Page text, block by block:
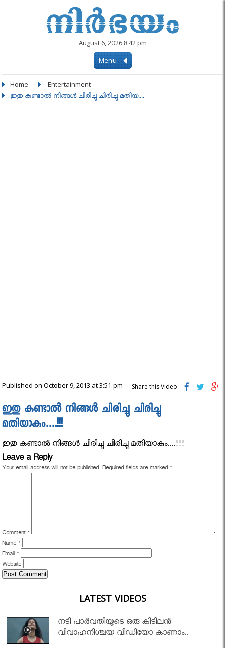
August 6, 2026 8:42 pm
Menu
Home Entertainment
ഇതു കണ്ടാൽ നിങ്ങൾ ചിരിച്ചു ചിരിച്ചു മതിയ....
Published on October 9, 2013 at 3:51 pm Share this Video
ഇതു കണ്ടാൽ നിങ്ങൾ ചിരിച്ചു ചിരിച്ചു
മതിയാകും….!!!
ഇതു കണ്ടാൽ നിങ്ങൾ ചിരിച്ചു ചിരിച്ചു മതിയാകും....!!!
Leave a Reply
Your email address will not be published. Required fields are marked *
Comment *
Name *
Email *
Website
LATEST VIDEOS
നടി പാർവതിയുടെ ഒരു കിടിലൻ
വിവാഹനിശ്ചയ വീഡിയോ കാണാം..